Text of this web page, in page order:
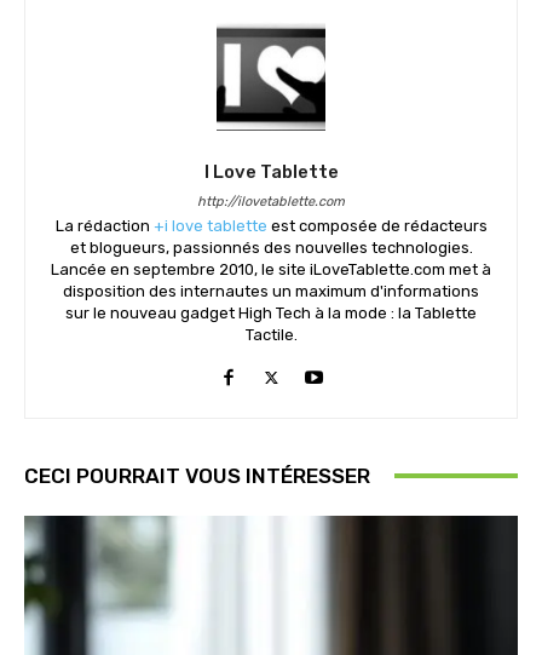
I Love Tablette
http://ilovetablette.com
La rédaction +i love tablette est composée de rédacteurs
et blogueurs, passionnés des nouvelles technologies.
Lancée en septembre 2010, le site iLoveTablette.com met à
disposition des internautes un maximum d'informations
sur le nouveau gadget High Tech à la mode : la Tablette
Tactile.
CECI POURRAIT VOUS INTÉRESSER